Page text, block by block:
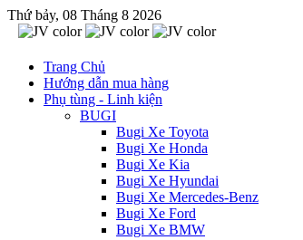
Thứ bảy, 08 Tháng 8 2026
Trang Chủ
Hướng dẫn mua hàng
Phụ tùng - Linh kiện
BUGI
Bugi Xe Toyota
Bugi Xe Honda
Bugi Xe Kia
Bugi Xe Hyundai
Bugi Xe Mercedes-Benz
Bugi Xe Ford
Bugi Xe BMW